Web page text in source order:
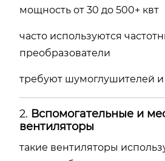
мощность от 30 до 500+ квт
часто используются
преобразователи
требуют шумоглушителей и
2. Вспомогательные и
вентиляторы
такие вентиляторы